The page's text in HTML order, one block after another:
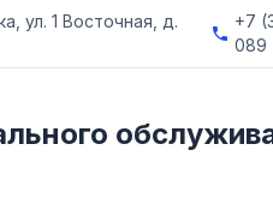
ул. 1 Восточная, д.
phone
+7
089